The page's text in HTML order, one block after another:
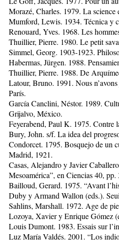
Morazé, Charles. 1979. La science
Mumford, Lewis. 1934. Técnica y
Renouard, Yves. 1968. Les
Thuillier, Pierre. 1980. Le petit
Simmel, Georg. 1903-1923.
Habermas, Jürgen. 1988.
Thuillier, Pierre. 1988. De
Latour, Bruno. 1991. Nous
París.
García Canclini, Néstor. 1989.
Grijalvo, México.
Feyerabend, Paul K. 1975. Contre
Bury, John. s/f. La idea del
Condorcet. 1795. Bosquejo de un
Madrid, 1921.
Casas, Alejandro y Javier
Mesoamérica”, en Ciencias 40, pp.
Bailloud, Gerard. 1975. “Avant
Duby y Armand Wallon (eds.).
Sahlins, Marshall. 1972. Age de
Lozoya, Xavier y Enrique Gómez
Louis Dumont. 1983. Essais sur
Luz María Valdés. 2001. “Los